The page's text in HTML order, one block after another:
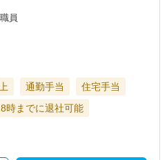
員
通勤手当
住宅手当
時までに退社可能